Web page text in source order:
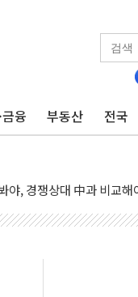
융 부동산 전국
까지, 상승...호실적 보고
인 '사파리' 공격… 시민
리지 위험수위…숨은 차입
…대응 1단계 진압 중
께하는 '선봉'의 대민 봉사
미사일 1발 발사… 올해
선 구조
무해한 표면 부식 물질"